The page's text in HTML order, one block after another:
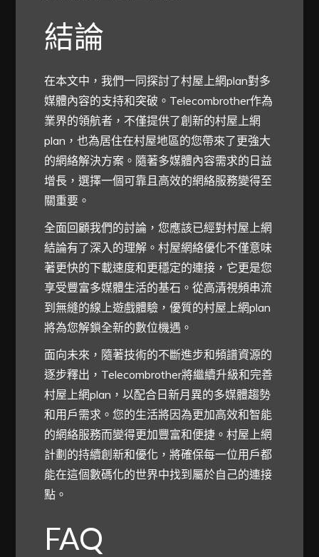
結論
在本文中，我們一同探討了村屋上網plan對多
媒體內容的支持和突破。Telecombrother作為
業界的領航者，不僅提供了創新的村屋上網
plan，也為居住在村屋地區的您帶來了更強大
的網絡解決方案。隨著多媒體內容需求的日益
增長，選擇一個可靠且高效的網絡服務變得至
關重要。
全面回顧我們的討論，您應該已經對村屋上網
結論有了深入的理解。村屋網絡優化不僅意味
著更快的下載速度和更穩定的連接，它更是您
享受豐富多媒體生活的基石。從高清視頻串流
到無縫的線上遊戲體驗，優質的村屋上網plan
將為您解鎖全新的數位機遇。
面向未來，隨著技術的不斷進步和頻譜資源的
逐步釋出，Telecombrother將繼續升級和完善
村屋上網plan，以配合日新月異的多媒體趨勢
和用戶需求。您的生活將因為更加高效和智能
的網絡服務而變得更加豐富和便捷。村屋上網
計劃的持續創新和優化，將確保每一位用戶都
能在這個數碼化的世界中找到屬於自己的連接
點。
FAQ